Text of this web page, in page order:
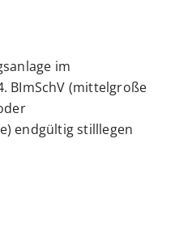
im
BImSchV (mittelgroße
endgültig stilllegen.